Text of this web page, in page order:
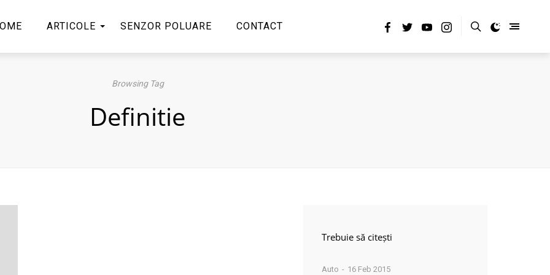
ARTICOLE SENZOR POLUARE CONTACT
Browsing Tag
Definitie
Trebuie să citești
Auto 16 Feb 2015